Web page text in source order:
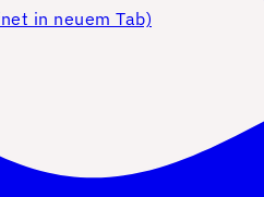
in neuem Tab)